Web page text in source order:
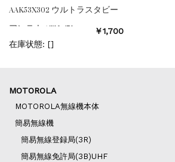
AAK53X302 ウルトラスタビー
アンテナ ATU−17J
￥1,700
在庫状態: []
MOTOROLA
MOTOROLA無線機本体
簡易無線機
簡易無線登録局(3R)
簡易無線免許局(3B)UHF